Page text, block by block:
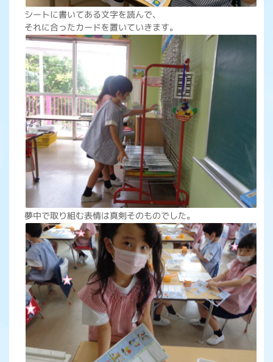
シートに書いてある文字を読んで、
それに合ったカードを置いていきます。
夢中で取り組む表情は真剣そのものでした。